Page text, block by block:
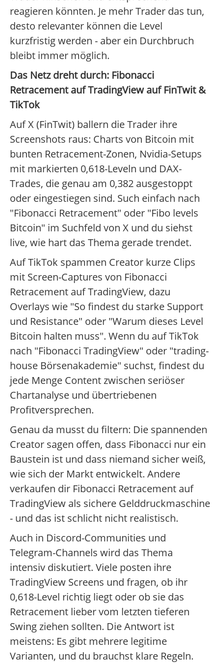
reagieren könnten. Je mehr Trader das tun,
desto relevanter können die Level
kurzfristig werden - aber ein Durchbruch
bleibt immer möglich.
Das Netz dreht durch: Fibonacci
Retracement auf TradingView auf FinTwit &
TikTok
Auf X (FinTwit) ballern die Trader ihre
Screenshots raus: Charts von Bitcoin mit
bunten Retracement-Zonen, Nvidia-Setups
mit markierten 0,618-Leveln und DAX-
Trades, die genau am 0,382 ausgestoppt
oder eingestiegen sind. Such einfach nach
"Fibonacci Retracement" oder "Fibo levels
Bitcoin" im Suchfeld von X und du siehst
live, wie hart das Thema gerade trendet.
Auf TikTok spammen Creator kurze Clips
mit Screen-Captures von Fibonacci
Retracement auf TradingView, dazu
Overlays wie "So findest du starke Support
und Resistance" oder "Warum dieses Level
Bitcoin halten muss". Wenn du auf TikTok
nach "Fibonacci TradingView" oder "trading-
house Börsenakademie" suchst, findest du
jede Menge Content zwischen seriöser
Chartanalyse und übertriebenen
Profitversprechen.
Genau da musst du filtern: Die spannenden
Creator sagen offen, dass Fibonacci nur ein
Baustein ist und dass niemand sicher weiß,
wie sich der Markt entwickelt. Andere
verkaufen dir Fibonacci Retracement auf
TradingView als sichere Gelddruckmaschine
- und das ist schlicht nicht realistisch.
Auch in Discord-Communities und
Telegram-Channels wird das Thema
intensiv diskutiert. Viele posten ihre
TradingView Screens und fragen, ob ihr
0,618-Level richtig liegt oder ob sie das
Retracement lieber vom letzten tieferen
Swing ziehen sollten. Die Antwort ist
meistens: Es gibt mehrere legitime
Varianten, und du brauchst klare Regeln.